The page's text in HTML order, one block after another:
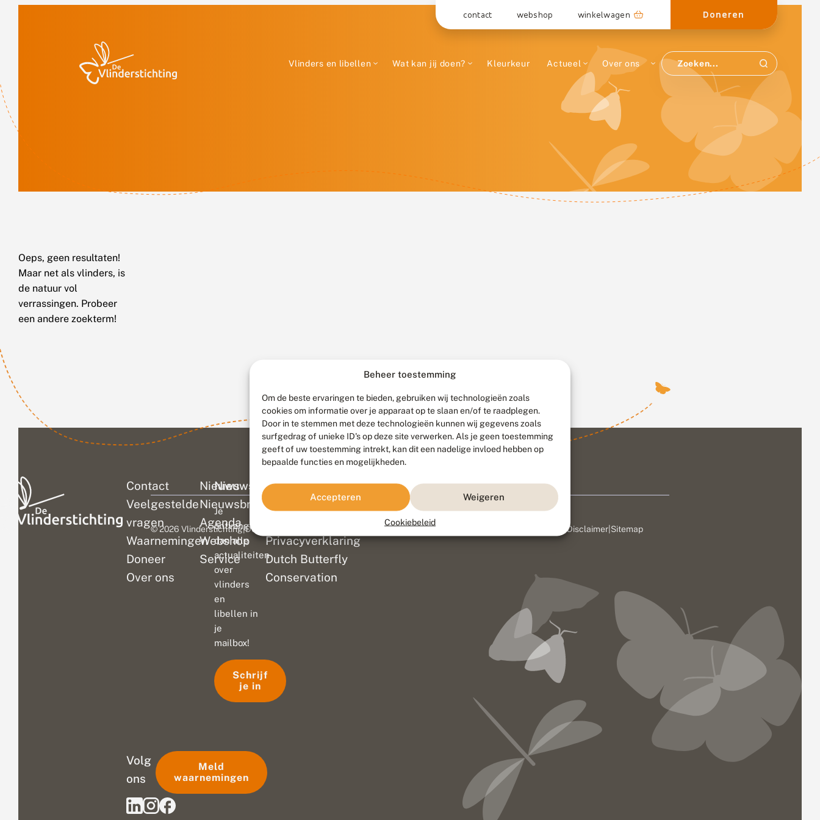
Beheer toestemming
Om de beste ervaringen te bieden, gebruiken wij technologieën zoals
cookies om informatie over je apparaat op te slaan en/of te raadplegen.
Door in te stemmen met deze technologieën kunnen wij gegevens zoals
surfgedrag of unieke ID's op deze site verwerken. Als je geen toestemming
geeft of uw toestemming intrekt, kan dit een nadelige invloed hebben op
bepaalde functies en mogelijkheden.
Accepteren Weigeren
Cookiebeleid
contact webshop winkelwagen Doneren
Vlinders en libellen Wat kan jij doen? Kleurkeur Actueel Over ons
Oeps, geen resultaten!
Maar net als vlinders, is
de natuur vol
verrassingen. Probeer
een andere zoekterm!
Contact
Veelgestelde
vragen
Waarnemingen
Doneer
Over ons
Nieuws
Nieuwsbrief
Agenda
Webshop
Service
Colofon
Disclaimer
Privacyverklaring
Dutch Butterfly
Conservation
Nieuwsbrief
Je
ontvangt
dan alle
actualiteiten
over
vlinders
en
libellen in
je
mailbox!
Schrijf
je in
Volg
ons
Meld
waarnemingen
© 2026 Vlinderstichting|Duurzaam ontwikkeld door Go2People, ontworpen door Disclaimer Sitemap